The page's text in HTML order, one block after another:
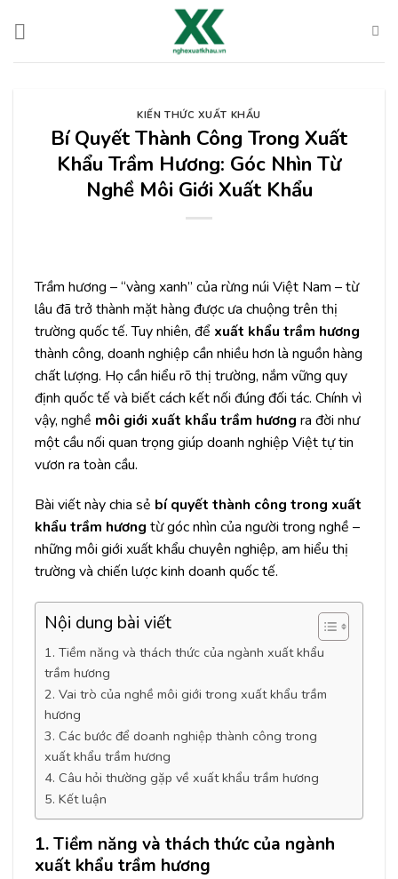
đến
KIẾN THỨC XUẤT KHẨU
Bí Quyết Thành Công Trong Xuất
Khẩu Trầm Hương: Góc Nhìn Từ
Nghề Môi Giới Xuất Khẩu
Trầm hương – “vàng xanh” của rừng núi Việt Nam – từ
lâu đã trở thành mặt hàng được ưa chuộng trên thị
trường quốc tế. Tuy nhiên, để xuất khẩu trầm hương
thành công, doanh nghiệp cần nhiều hơn là nguồn hàng
chất lượng. Họ cần hiểu rõ thị trường, nắm vững quy
định quốc tế và biết cách kết nối đúng đối tác. Chính vì
vậy, nghề môi giới xuất khẩu trầm hương ra đời như
một cầu nối quan trọng giúp doanh nghiệp Việt tự tin
vươn ra toàn cầu.
Bài viết này chia sẻ bí quyết thành công trong xuất
khẩu trầm hương từ góc nhìn của người trong nghề –
những môi giới xuất khẩu chuyên nghiệp, am hiểu thị
trường và chiến lược kinh doanh quốc tế.
Nội dung bài viết
1. Tiềm năng và thách thức của ngành xuất khẩu
trầm hương
2. Vai trò của nghề môi giới trong xuất khẩu trầm
hương
3. Các bước để doanh nghiệp thành công trong
xuất khẩu trầm hương
4. Câu hỏi thường gặp về xuất khẩu trầm hương
5. Kết luận
1. Tiềm năng và thách thức của ngành
xuất khẩu trầm hương